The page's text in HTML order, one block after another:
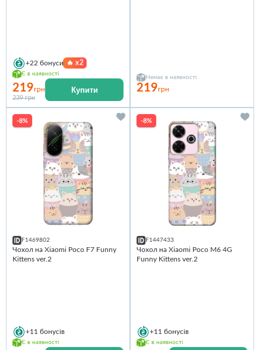
+22 бонуси 🔥x2
Є в наявності
219грн
239 грн
Купити
Немає в наявності
219грн
-8%
F1469802
Чохол на Xiaomi Poco F7 Funny
Kittens ver.2
+11 бонусів
Є в наявності
-8%
F1447433
Чохол на Xiaomi Poco M6 4G
Funny Kittens ver.2
+11 бонусів
Є в наявності